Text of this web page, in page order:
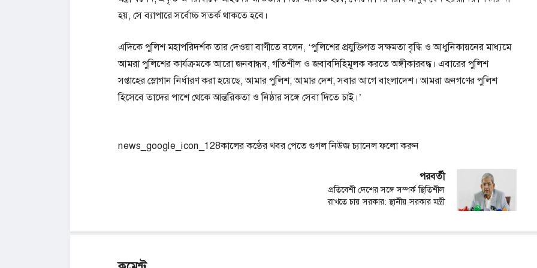
হয়, সে ব্যাপারে সর্বোচ্চ সতর্ক থাকতে হবে।
এদিকে পুলিশ মহাপরিদর্শক তার দেওয়া বাণীতে বলেন, ‘পুলিশের প্রযুক্তিগত সক্ষমতা বৃদ্ধি ও আধুনিকায়নের মাধ্যমে
আমরা পুলিশের কার্যক্রমকে আরো জনবান্ধব, গতিশীল ও জবাবদিহিমূলক করতে অঙ্গীকারবদ্ধ। এবারের পুলিশ
সপ্তাহের স্লোগান নির্ধারণ করা হয়েছে, আমার পুলিশ, আমার দেশ, সবার আগে বাংলাদেশ। আমরা জনগণের পুলিশ
হিসেবে তাদের পাশে থেকে আন্তরিকতা ও নিষ্ঠার সঙ্গে সেবা দিতে চাই।’
news_google_icon_128কালের কণ্ঠের খবর পেতে গুগল নিউজ চ্যানেল ফলো করুন
পরবর্তী
প্রতিবেশী দেশের সঙ্গে সম্পর্ক স্থিতিশীল
রাখতে চায় সরকার: স্থানীয় সরকার মন্ত্রী